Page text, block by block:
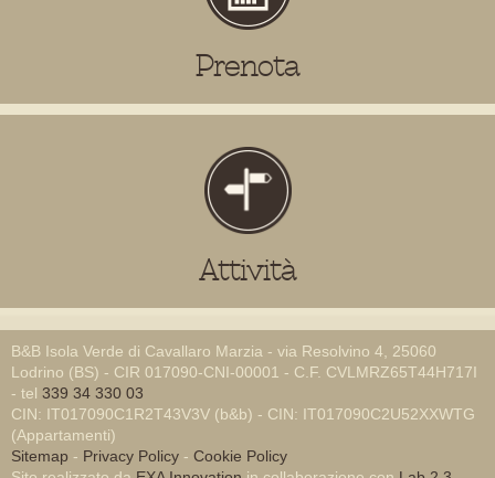
Prenota
Attività
B&B Isola Verde di Cavallaro Marzia - via Resolvino 4, 25060
Lodrino (BS) - CIR 017090-CNI-00001 - C.F. CVLMRZ65T44H717I
- tel 339 34 330 03
CIN: IT017090C1R2T43V3V (b&b) - CIN: IT017090C2U52XXWTG
(Appartamenti)
Sitemap - Privacy Policy - Cookie Policy